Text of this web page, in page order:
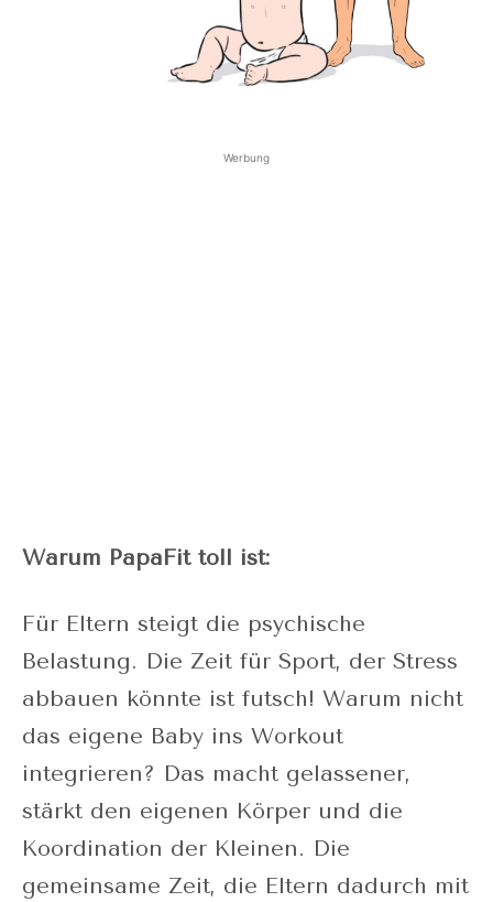
Werbung
Warum PapaFit toll ist:
Für Eltern steigt die psychische
Belastung. Die Zeit für Sport, der Stress
abbauen könnte ist futsch! Warum nicht
das eigene Baby ins Workout
integrieren? Das macht gelassener,
stärkt den eigenen Körper und die
Koordination der Kleinen. Die
gemeinsame Zeit, die Eltern dadurch mit